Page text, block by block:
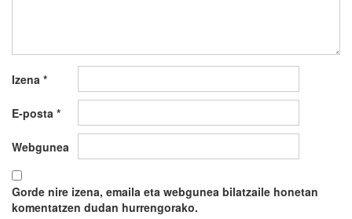
Izena *
E-posta *
Webgunea
Gorde nire izena, emaila eta webgunea bilatzaile honetan
komentatzen dudan hurrengorako.